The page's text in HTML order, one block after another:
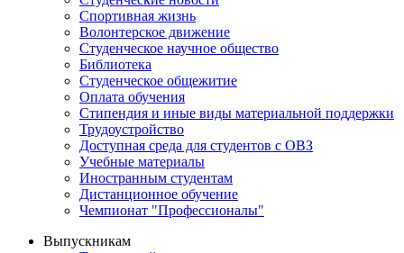
Спортивная жизнь
Волонтерское движение
Студенческое научное общество
Библиотека
Студенческое общежитие
Оплата обучения
Стипендия и иные виды материальной поддержки
Трудоустройство
Доступная среда для студентов с ОВЗ
Учебные материалы
Иностранным студентам
Дистанционное обучение
Чемпионат "Профессионалы"
Выпускникам